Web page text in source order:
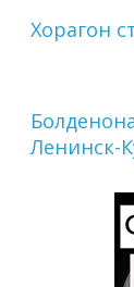
Хорагон
Ленинск-